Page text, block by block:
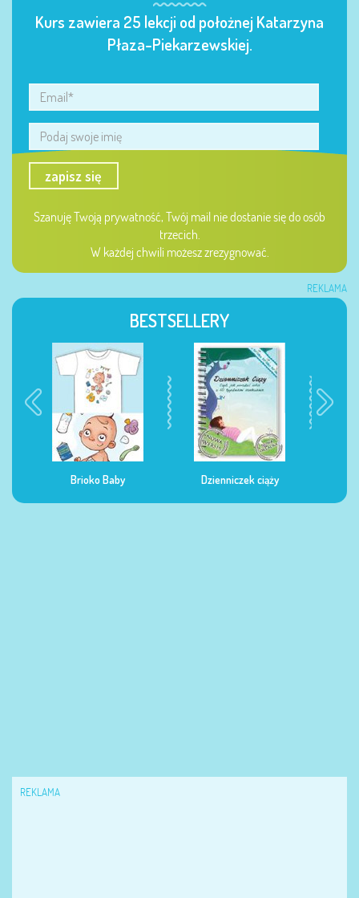
Kurs zawiera 25 lekcji od położnej Katarzyna
Płaza-Piekarzewskiej.
zapisz się
Szanuję Twoją prywatność, Twój mail nie dostanie się do osób
trzecich.
W każdej chwili możesz zrezygnować.
REKLAMA
BESTSELLERY
Dzienniczek ciąży Dzienniczek żywienia
REKLAMA